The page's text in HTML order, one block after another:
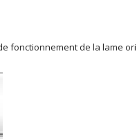
fonctionnement de la lame